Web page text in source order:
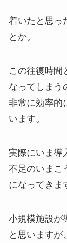
着いたと思っ
とか。
この往復時間
なってしまう
非常に効率的
います。
実際にいま導
不足のいまこ
になってきま
小規模施設が
と思いますが